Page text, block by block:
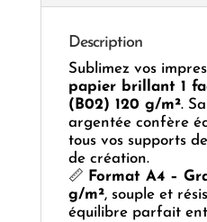
Description
Sublimez vos
papier brillant 1
(B02) 120 g/m².
argentée confère
tous vos supports
de création.
📏 Format A4 –
g/m², souple et
équilibre parfait